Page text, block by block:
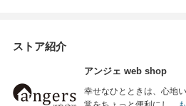
ストア紹介
アンジェ web shop
幸せなひとときは、心地